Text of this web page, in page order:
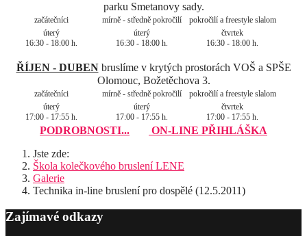
parku Smetanovy sady.
začátečníci mírně - středně pokročilí
pokročilí a freestyle slalom
úterý
16:30 - 18:00 h.
úterý
16:30 - 18:00 h.
čtvrtek
16:30 - 18:00 h.
ŘÍJEN - DUBENbruslíme v krytých prostorách VOŠ a SPŠE
Olomouc, Božetěchova 3.
začátečníci mírně - středně pokročilí
pokročilí a freestyle slalom
úterý
17:00 - 17:55 h.
úterý
17:00 - 17:55 h.
čtvrtek
17:00 - 17:55 h.
PODROBNOSTI...
ON-LINE PŘIHLÁŠKA
Jste zde:
Škola kolečkového bruslení LENE
Galerie
Technika in-line bruslení pro dospělé (12.5.2011)
Zajímavé odkazy